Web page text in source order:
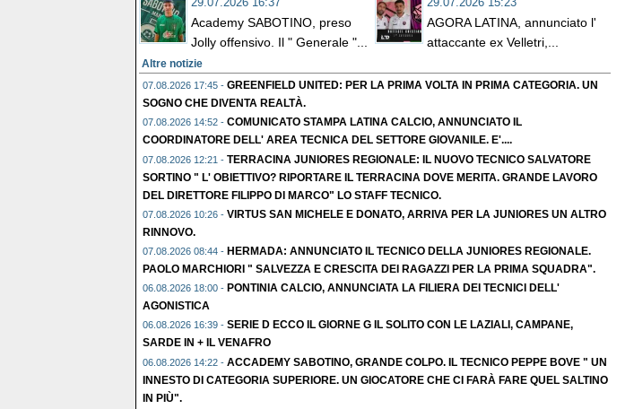
29.07.2026 16:37
Academy SABOTINO, preso
Jolly offensivo. Il " Generale "...
29.07.2026 15:23
AGORA LATINA, annunciato l'
attaccante ex Velletri,...
Altre notizie
07.08.2026 17:45 - GREENFIELD UNITED: PER LA PRIMA VOLTA IN PRIMA CATEGORIA. UN
SOGNO CHE DIVENTA REALTÀ.
07.08.2026 14:52 - COMUNICATO STAMPA LATINA CALCIO, ANNUNCIATO IL
COORDINATORE DELL' AREA TECNICA DEL SETTORE GIOVANILE. E'....
07.08.2026 12:21 - TERRACINA JUNIORES REGIONALE: IL NUOVO TECNICO SALVATORE
SORTINO " L' OBIETTIVO? RIPORTARE IL TERRACINA DOVE MERITA. GRANDE LAVORO
DEL DIRETTORE FILIPPO DI MARCO" LO STAFF TECNICO.
07.08.2026 10:26 - VIRTUS SAN MICHELE E DONATO, ARRIVA PER LA JUNIORES UN ALTRO
RINNOVO.
07.08.2026 08:44 - HERMADA: ANNUNCIATO IL TECNICO DELLA JUNIORES REGIONALE.
PAOLO MARCHIORI " SALVEZZA E CRESCITA DEI RAGAZZI PER LA PRIMA SQUADRA".
06.08.2026 18:00 - PONTINIA CALCIO, ANNUNCIATA LA FILIERA DEI TECNICI DELL'
AGONISTICA
06.08.2026 16:39 - SERIE D ECCO IL GIORNE G IL SOLITO CON LE LAZIALI, CAMPANE,
SARDE IN + IL VENAFRO
06.08.2026 14:22 - ACCADEMY SABOTINO, GRANDE COLPO. IL TECNICO PEPPE BOVE " UN
INNESTO DI CATEGORIA SUPERIORE. UN GIOCATORE CHE CI FARÀ FARE QUEL SALTINO
IN PIÙ".